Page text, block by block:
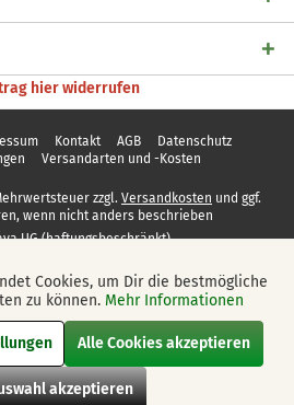
hier widerrufen
Kontakt AGB
Datenschutz
Versandarten und -Kosten
zzgl. Versandkosten und ggf.
wenn nicht anders beschrieben
UG (haftungsbeschränkt)
Aktiv
Aktiv
Cookies, um Dir die bestmögliche
zu können. Mehr Informationen
Alle Cookies akzeptieren
akzeptieren